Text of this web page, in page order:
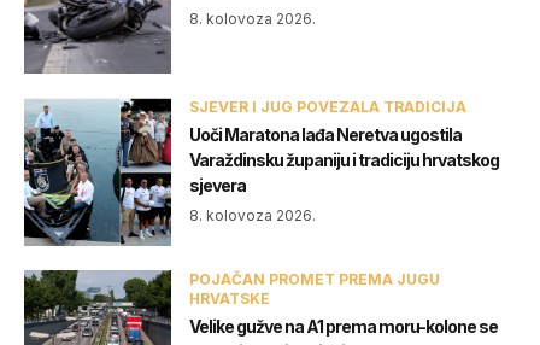
8. kolovoza 2026.
SJEVER I JUG POVEZALA TRADICIJA
Uoči Maratona lađa Neretva ugostila
Varaždinsku županiju i tradiciju hrvatskog
sjevera
8. kolovoza 2026.
POJAČAN PROMET PREMA JUGU
HRVATSKE
Velike gužve na A1 prema moru-kolone se